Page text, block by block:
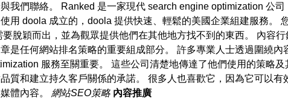
我們聯絡。 Ranked 是一家現代 search engine optimization 公
用 doola 成立的，doola 提供快速、輕鬆的美國企業組建服務。
要脫穎而出，並為觀眾提供他們在其他地方找不到的東西。 內容
是任何網站排名策略的重要組成部分。 許多專業人士透過圍繞
服務至關重要。 這些公司清楚地傳達了他們使用的策略
質和建立持久客戶關係的承諾。 很多人也喜歡它，因為它可以
體內容。 網站SEO策略 內容推廣